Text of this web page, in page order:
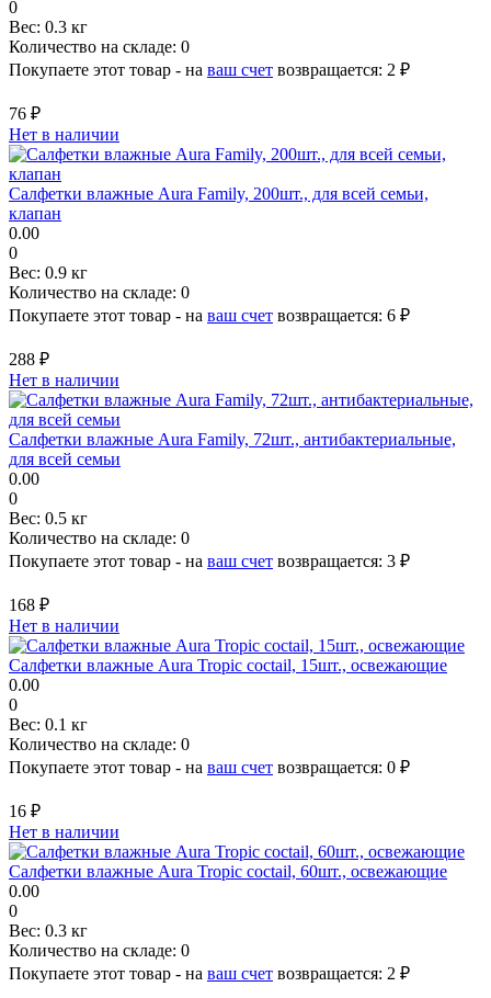
0
Вес: 0.3 кг
Количество на складе: 0
Покупаете этот товар - на ваш счет возвращается: 2 ₽
76 ₽
Нет в наличии
Салфетки влажные Aura Family, 200шт., для всей семьи,
клапан
0.00
0
Вес: 0.9 кг
Количество на складе: 0
Покупаете этот товар - на ваш счет возвращается: 6 ₽
288 ₽
Нет в наличии
Салфетки влажные Aura Family, 72шт., антибактериальные,
для всей семьи
0.00
0
Вес: 0.5 кг
Количество на складе: 0
Покупаете этот товар - на ваш счет возвращается: 3 ₽
168 ₽
Нет в наличии
Салфетки влажные Aura Tropic coctail, 15шт., освежающие
0.00
0
Вес: 0.1 кг
Количество на складе: 0
Покупаете этот товар - на ваш счет возвращается: 0 ₽
16 ₽
Нет в наличии
Салфетки влажные Aura Tropic coctail, 60шт., освежающие
0.00
0
Вес: 0.3 кг
Количество на складе: 0
Покупаете этот товар - на ваш счет возвращается: 2 ₽